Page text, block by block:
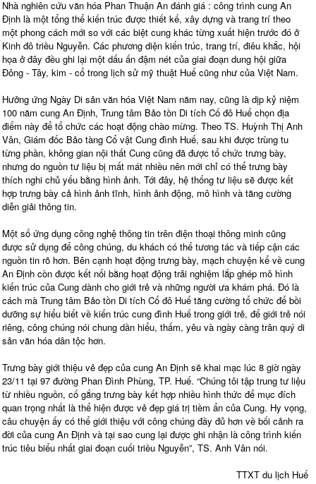
Nhà nghiên cứu văn hóa Phan Thuận An đánh giá : công trình cung An
Định là một tổng thể kiến trúc được thiết kế, xây dựng và trang trí theo
một phong cách mới so với các biệt cung khác từng xuất hiện trước đó ở
Kinh đô triều Nguyễn. Các phương diện kiến trúc, trang trí, điêu khắc, hội
họa ở đây đều ghi lại một dấu ấn đậm nét của giai đoạn dung hội giữa
Đông - Tây, kim - cổ trong lịch sử mỹ thuật Huế cũng như của Việt Nam.
Hưởng ứng Ngày Di sản văn hóa Việt Nam năm nay, cũng là dịp kỷ niệm
100 năm cung An Định, Trung tâm Bảo tồn Di tích Cố đô Huế chọn địa
điểm này để tổ chức các hoạt động chào mừng. Theo TS. Huỳnh Thị Anh
Vân, Giám đốc Bảo tàng Cổ vật Cung đình Huế, sau khi được trùng tu
từng phần, không gian nội thất Cung cũng đã được tổ chức trưng bày,
nhưng do nguồn tư liệu bị mất mát nhiều nên mới chỉ có thể trưng bày
thích nghi chủ yếu bằng hình ảnh. Tới đây, hệ thống tư liệu sẽ được kết
hợp trưng bày cả hình ảnh tĩnh, hình ảnh động, mô hình và tăng cường
diễn giải thông tin.
Một số ứng dụng công nghệ thông tin trên điện thoại thông minh cũng
được sử dụng để công chúng, du khách có thể tương tác và tiếp cận các
nguồn tin rõ hơn. Bên cạnh hoạt động trưng bày, mạch chuyện kể về cung
An Định còn được kết nối bằng hoạt động trải nghiệm lắp ghép mô hình
kiến trúc của Cung dành cho giới trẻ và những người ưa khám phá. Đó là
cách mà Trung tâm Bảo tồn Di tích Cố đô Huế tăng cường tổ chức để bồi
dưỡng sự hiểu biết về kiến trúc cung đình Huế trong giới trẻ, để giới trẻ nói
riêng, công chúng nói chung dần hiểu, thấm, yêu và ngày càng trân quý di
sản văn hóa dân tộc hơn.
Trưng bày giới thiệu vẻ đẹp của cung An Định sẽ khai mạc lúc 8 giờ ngày
23/11 tại 97 đường Phan Đình Phùng, TP. Huế. “Chúng tôi tập trung tư liệu
từ nhiều nguồn, cố gắng trưng bày kết hợp nhiều hình thức để mục đích
quan trọng nhất là thể hiện được vẻ đẹp giá trị tiềm ẩn của Cung. Hy vọng,
câu chuyện ấy có thể giới thiệu với công chúng đầy đủ hơn về bối cảnh ra
đời của cung An Định và tại sao cung lại được ghi nhận là công trình kiến
trúc tiêu biểu nhất giai đoạn cuối triều Nguyễn”, TS. Anh Vân nói.
TTXT du lịch Huế